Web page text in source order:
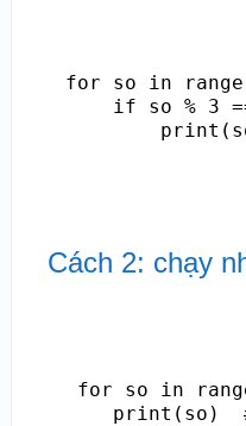
for so in
if so % 3 ==
print(so)
Cách 2: chạy
for so in
print(so)  #